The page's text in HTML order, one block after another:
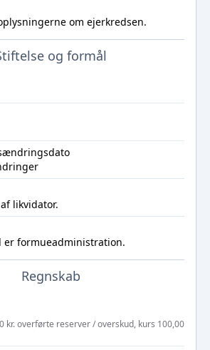
om ejerkredsen.
og formål
likvidator.
er formueadministration.
Regnskab
kr. overførte reserver / overskud, kurs 100,00